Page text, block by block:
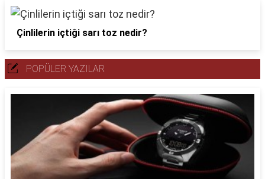
Çinlilerin içtiği sarı toz nedir?
POPÜLER YAZILAR